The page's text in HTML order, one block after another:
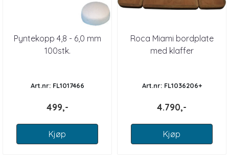
Pyntekopp 4,8 - 6,0 mm
100stk.
Art.nr: FL1017466
499,-
Kjøp
Roca Miami bordplate
med klaffer
Art.nr: FL1036206+
4.790,-
Kjøp